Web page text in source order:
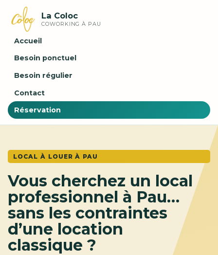
La Coloc
COWORKING À PAU
Accueil
Besoin ponctuel
Besoin régulier
Contact
Réservation
LOCAL À LOUER À PAU
Vous cherchez un local
professionnel à Pau…
sans les contraintes
d’une location
classique ?